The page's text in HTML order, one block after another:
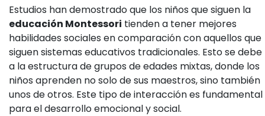
Estudios han demostrado que los niños que siguen la
educación Montessori tienden a tener mejores
habilidades sociales en comparación con aquellos que
siguen sistemas educativos tradicionales. Esto se debe
a la estructura de grupos de edades mixtas, donde los
niños aprenden no solo de sus maestros, sino también
unos de otros. Este tipo de interacción es fundamental
para el desarrollo emocional y social.